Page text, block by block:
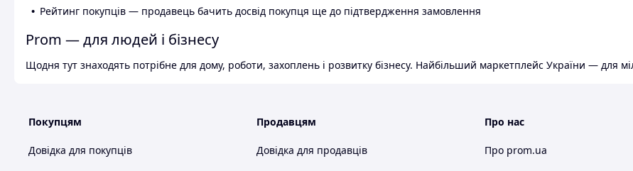
Рейтинг покупців — продавець бачить досвід покупця ще до підтвердження замовлення
Prom — для людей і бізнесу
Щодня тут знаходять потрібне для дому, роботи, захоплень і розвитку бізнесу. Найбільший маркетплейс України — для
Покупцям
Довідка для покупців
Продавцям
Довідка для продавців
Про нас
Про prom.ua